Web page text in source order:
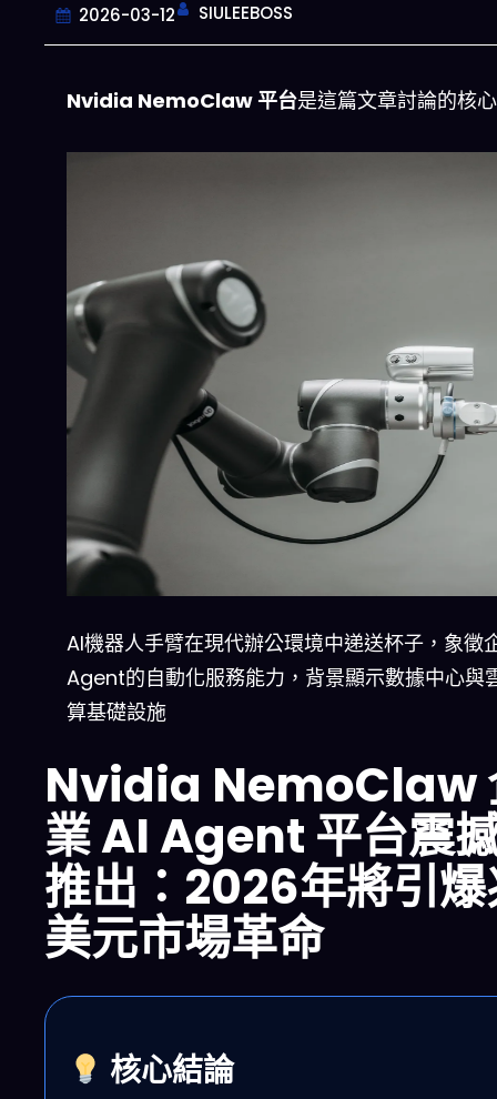
2026-03-12 SIULEEBOSS
Nvidia NemoClaw 平台是這篇文章討論的核心
AI機器人手臂在現代辦公環境中递送杯子，象徵
Agent的自動化服務能力，背景顯示數據中心與
算基礎設施
Nvidia NemoClaw
業 AI Agent 平台震
推出：2026年將引
美元市場革命
核心結論